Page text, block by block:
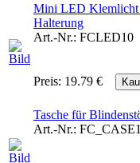
Mini LED Klemlicht
Halterung
Art.-Nr.: FCLED10
Preis: 19.79 €
Tasche für
Art.-Nr.: